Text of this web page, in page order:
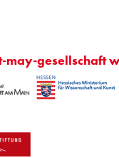
may-gesellschaft